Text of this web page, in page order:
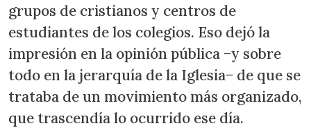
grupos de cristianos y centros de
estudiantes de los colegios. Eso dejó la
impresión en la opinión pública −y sobre
todo en la jerarquía de la Iglesia− de que se
trataba de un movimiento más organizado,
que trascendía lo ocurrido ese día.